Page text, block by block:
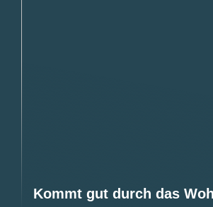
Kommt gut durch das